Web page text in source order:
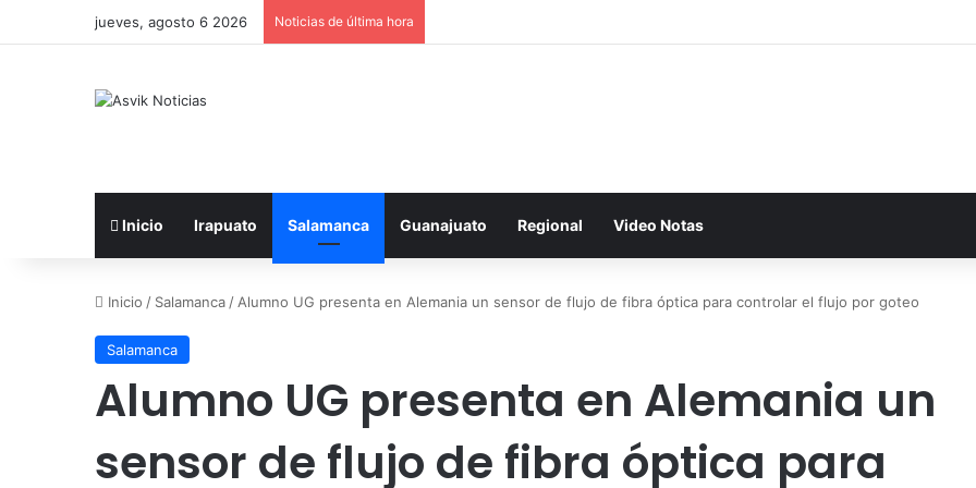
jueves, agosto 6 2026 Noticias de última hora
Inicio Irapuato Salamanca Guanajuato Regional Video Notas
Inicio / Salamanca / Alumno UG presenta en Alemania un sensor de flujo de fibra óptica para controlar el flujo por goteo
Salamanca
Alumno UG presenta en Alemania un
sensor de flujo de fibra óptica para